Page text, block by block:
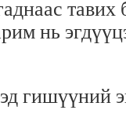
тавих
нь
гишүүний